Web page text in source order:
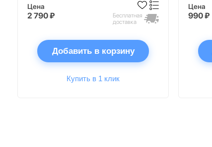
Цена
2 790 ₽
Бесплатная
доставка
Добавить в корзину
Купить в 1 клик
Цена
990 ₽